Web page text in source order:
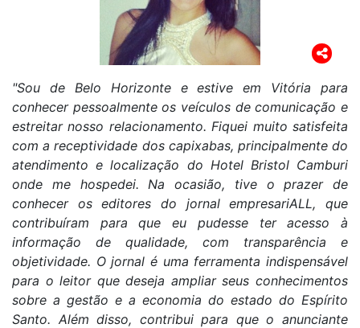
"Sou de Belo Horizonte e estive em Vitória para
conhecer pessoalmente os veículos de comunicação e
estreitar nosso relacionamento. Fiquei muito satisfeita
com a receptividade dos capixabas, principalmente do
atendimento e localização do Hotel Bristol Camburi
onde me hospedei. Na ocasião, tive o prazer de
conhecer os editores do jornal empresariALL, que
contribuíram para que eu pudesse ter acesso à
informação de qualidade, com transparência e
objetividade. O jornal é uma ferramenta indispensável
para o leitor que deseja ampliar seus conhecimentos
sobre a gestão e a economia do estado do Espírito
Santo. Além disso, contribui para que o anunciante